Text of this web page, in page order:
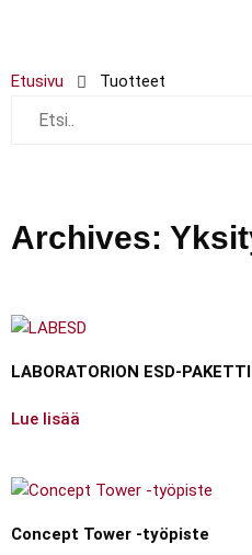
Etusivu Tuotteet
Archives:
LABORATORION ESD-PAKETTI
Lue lisää
Concept Tower -työpiste